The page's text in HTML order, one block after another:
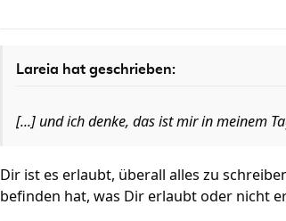
Lareia hat geschrieben:
[...] und ich denke, das ist mir in meinem
Dir ist es erlaubt, überall alles zu
befinden hat, was Dir erlaubt oder nicht